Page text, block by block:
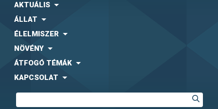
AKTUÁLIS
ÁLLAT
ÉLELMISZER
NÖVÉNY
ÁTFOGÓ TÉMÁK
KAPCSOLAT